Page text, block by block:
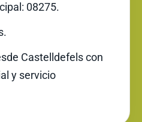
08275.
Castelldefels con
y servicio